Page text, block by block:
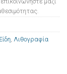
Λιθογραφία